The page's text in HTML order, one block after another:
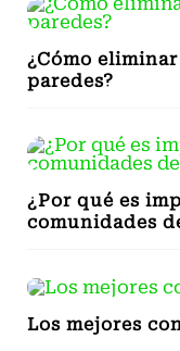
¿Cómo
paredes?
¿Por qué es
comunidades
Los mejores